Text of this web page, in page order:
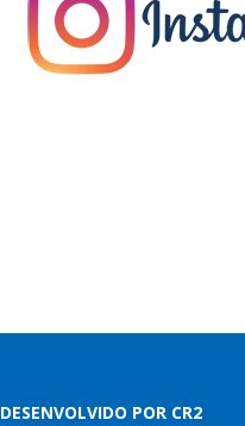
DESENVOLVIDO POR CR2